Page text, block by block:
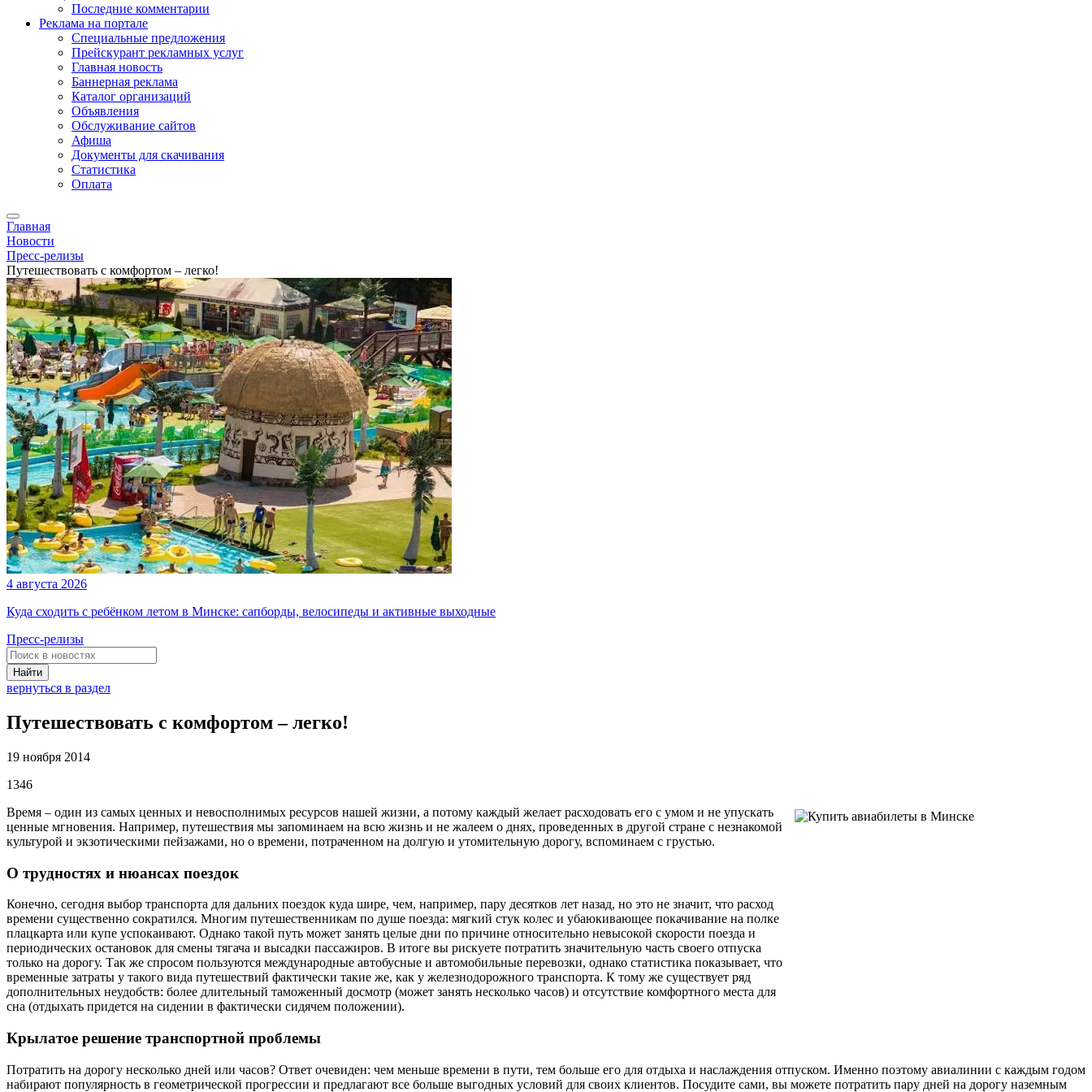
Последние комментарии
Реклама на портале
Специальные предложения
Прейскурант рекламных услуг
Главная новость
Баннерная реклама
Каталог организаций
Объявления
Обслуживание сайтов
Афиша
Документы для скачивания
Статистика
Оплата
Главная
Новости
Пресс-релизы
Путешествовать с комфортом – легко!
4 августа 2026
Куда сходить с ребёнком летом в Минске: сапборды, велосипеды и активные выходные
Пресс-релизы
Найти
вернуться в раздел
Путешествовать с комфортом – легко!
19 ноября 2014
1346
Время – один из самых ценных и невосполнимых ресурсов нашей жизни, а потому каждый желает расходовать его с умом и не упускать
ценные мгновения. Например, путешествия мы запоминаем на всю жизнь и не жалеем о днях, проведенных в другой стране с незнакомой
культурой и экзотическими пейзажами, но о времени, потраченном на долгую и утомительную дорогу, вспоминаем с грустью.
О трудностях и нюансах поездок
Конечно, сегодня выбор транспорта для дальних поездок куда шире, чем, например, пару десятков лет назад, но это не значит, что расход
времени существенно сократился. Многим путешественникам по душе поезда: мягкий стук колес и убаюкивающее покачивание на полке
плацкарта или купе успокаивают. Однако такой путь может занять целые дни по причине относительно невысокой скорости поезда и
периодических остановок для смены тягача и высадки пассажиров. В итоге вы рискуете потратить значительную часть своего отпуска
только на дорогу. Так же спросом пользуются международные автобусные и автомобильные перевозки, однако статистика показывает, что
временные затраты у такого вида путешествий фактически такие же, как у железнодорожного транспорта. К тому же существует ряд
дополнительных неудобств: более длительный таможенный досмотр (может занять несколько часов) и отсутствие комфортного места для
сна (отдыхать придется на сидении в фактически сидячем положении).
Крылатое решение транспортной проблемы
Потратить на дорогу несколько дней или часов? Ответ очевиден: чем меньше времени в пути, тем больше его для отдыха и наслаждения отпуском. Именно поэтому авиалинии с каждым годом
набирают популярность в геометрической прогрессии и предлагают все больше выгодных условий для своих клиентов. Посудите сами, вы можете потратить пару дней на дорогу наземным